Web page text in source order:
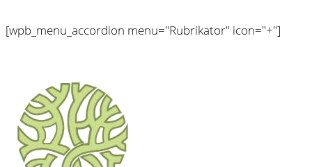
[wpb_menu_accordion menu="Rubrikator" icon="+"]